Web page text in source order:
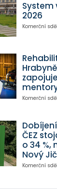
System
2026
Komerční
Komerční
ČEZ
o 34 %,
Nový
Komerční